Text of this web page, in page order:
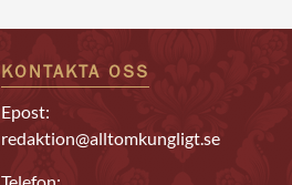
KONTAKTA OSS
Epost:
redaktion@alltomkungligt.se